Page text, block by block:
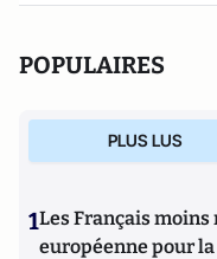
POPULAIRES
PLUS LUS
1Les Français
européenne pour